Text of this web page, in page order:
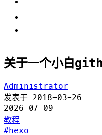
关于一个小白
Administrator
发表于 2018-03-26
2026-07-09
教程
hexo